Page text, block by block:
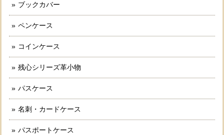
ブックカバー
ペンケース
コインケース
残心シリーズ革小物
パスケース
名刺・カードケース
パスポートケース